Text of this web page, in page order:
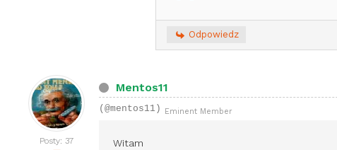
Odpowiedz
Posty: 37
Mentos11
(@mentos11) Eminent Member
Witam